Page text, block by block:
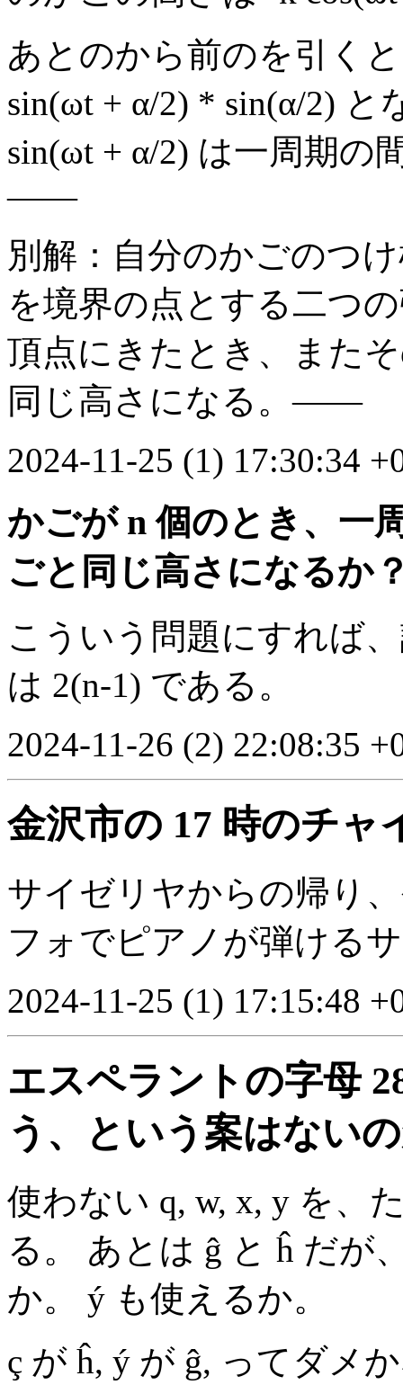
あとのから前のを引く
sin(ωt + α/2) * sin(α/2) と
sin(ωt + α/2) は一周期の
――
別解：自分のかごのつ
を境界の点とする二つ
頂点にきたとき、また
同じ高さになる。――
2024-11-25 (1) 17:30:34
かごが n 個のとき、一
ごと同じ高さになるか
こういう問題にすれば
は 2(n-1) である。
2024-11-26 (2) 22:08:35
金沢市の 17 時のチャ
サイゼリヤからの帰り
フォでピアノが弾ける
2024-11-25 (1) 17:15:48
エスペラントの字母
う、という案はない
使わない q, w, x, y を、
る。 あとは ĝ と ĥ だが
か。 ý も使えるか。
ç が ĥ, ý が ĝ, ってダメ